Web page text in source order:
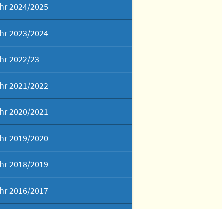
2024/2025
2023/2024
2022/23
2021/2022
2020/2021
2019/2020
2018/2019
2016/2017